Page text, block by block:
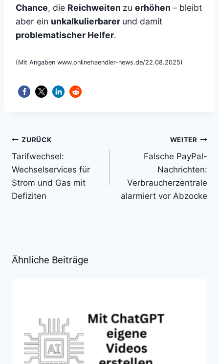
Chance, die Reichweiten zu erhöhen – bleibt
aber ein unkalkulierbarer und damit
problematischer Helfer.
(Mit Angaben www.onlinehaendler-news.de/22.08.2025)
Beitragsnavigation
ZURÜCK
Tarifwechsel:
Wechselservices für
Strom und Gas mit
Defiziten
WEITER
Falsche PayPal-
Nachrichten:
Verbraucherzentrale
alarmiert vor Abzocke
Ähnliche Beiträge